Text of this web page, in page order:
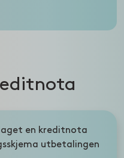
en kreditnota
utbetalingen